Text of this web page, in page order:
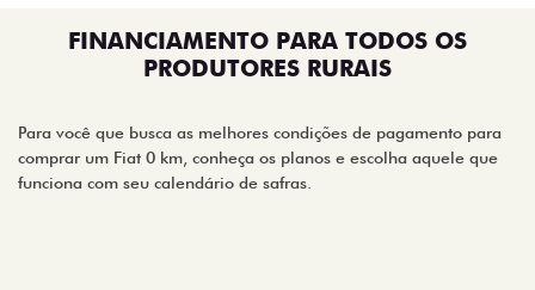
FINANCIAMENTO PARA TODOS OS
PRODUTORES RURAIS
Para você que busca as melhores condições de pagamento para
comprar um Fiat 0 km, conheça os planos e escolha aquele que
funciona com seu calendário de safras.